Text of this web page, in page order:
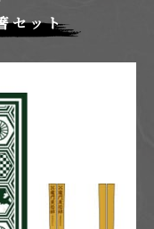
セット